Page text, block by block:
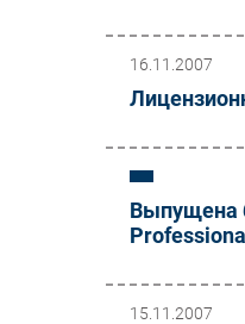
16.11.2007
Выпущена
15.11.2007